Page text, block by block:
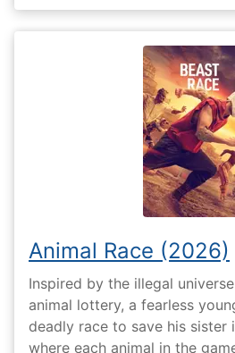
Animal Race (2026)
Inspired by the illegal
animal lottery, a fearless
deadly race to save his sister
where each animal in the